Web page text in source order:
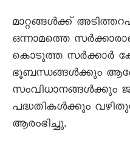
മാറ്റങ്ങൾക്ക്
ഒന്നാമത്തെ
കൊടുത്ത സർക്കാർ
ഭൂബന്ധങ്ങൾക്കും
സംവിധാനങ്ങൾക്കും
പദ്ധതികൾക്കും
ആരംഭിച്ചു.